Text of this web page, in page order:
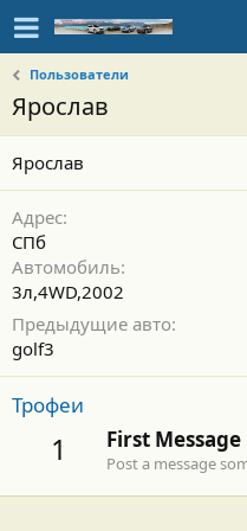
Пользователи
Ярослав
Ярослав
Адрес
СПб
Автомобиль
3л,4WD,2002
Предыдущие авто
golf3
Трофеи
1 First Message
Post a message